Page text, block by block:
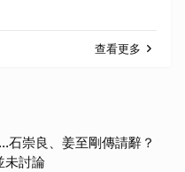
查看更多
石崇良、姜至剛傳請辭？
未討論